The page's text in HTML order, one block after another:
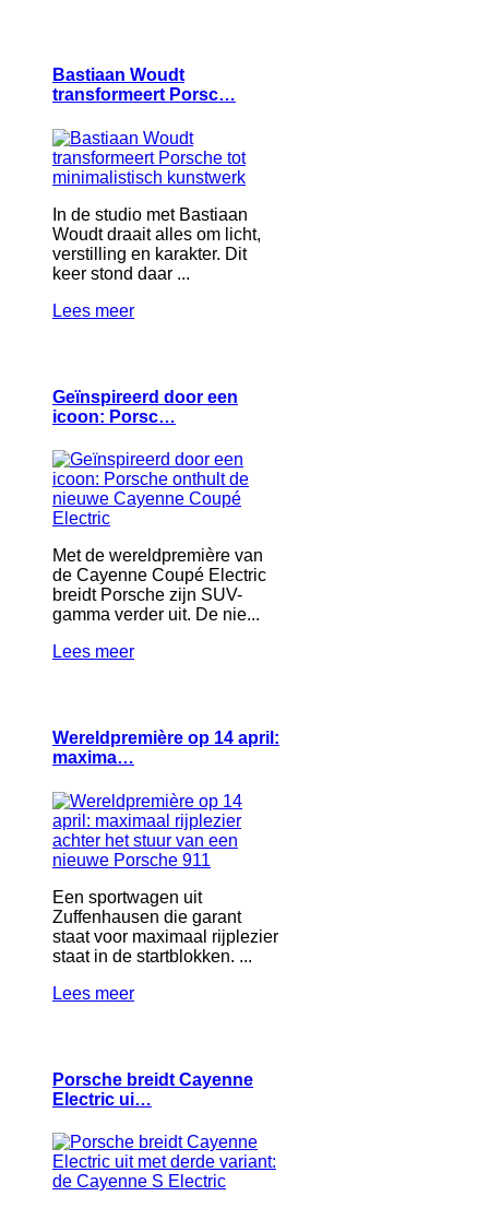
Bastiaan Woudt
transformeert Porsc…
In de studio met Bastiaan
Woudt draait alles om licht,
verstilling en karakter. Dit
keer stond daar ...
Lees meer
Geïnspireerd door een
icoon: Porsc…
Met de wereldpremière van
de Cayenne Coupé Electric
breidt Porsche zijn SUV-
gamma verder uit. De nie...
Lees meer
Wereldpremière op 14 april:
maxima…
Een sportwagen uit
Zuffenhausen die garant
staat voor maximaal rijplezier
staat in de startblokken. ...
Lees meer
Porsche breidt Cayenne
Electric ui…